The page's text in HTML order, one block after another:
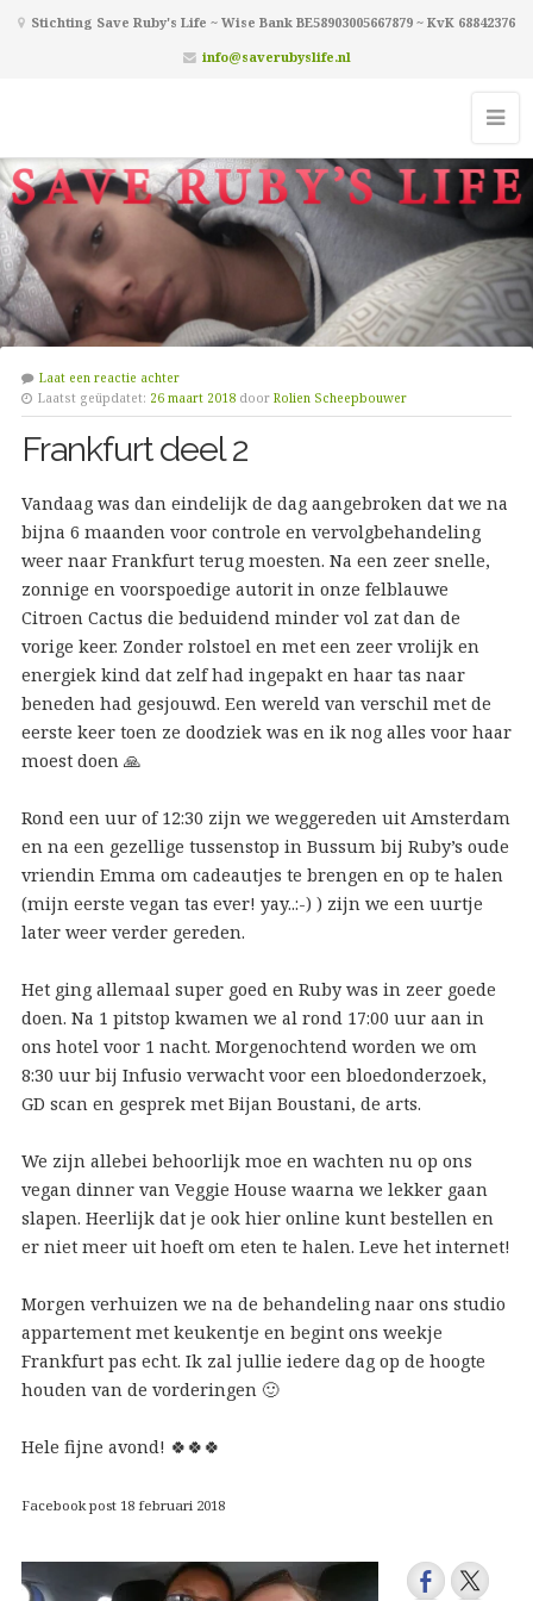
Stichting Save Ruby's Life ~ Wise Bank BE58903005667879 ~ KvK 68842376
info@saverubyslife.nl
Laat een reactie achter
Laatst geüpdatet: 26 maart 2018 door Rolien Scheepbouwer
Frankfurt deel 2
Vandaag was dan eindelijk de dag aangebroken dat we na
bijna 6 maanden voor controle en vervolgbehandeling
weer naar Frankfurt terug moesten. Na een zeer snelle,
zonnige en voorspoedige autorit in onze felblauwe
Citroen Cactus die beduidend minder vol zat dan de
vorige keer. Zonder rolstoel en met een zeer vrolijk en
energiek kind dat zelf had ingepakt en haar tas naar
beneden had gesjouwd. Een wereld van verschil met de
eerste keer toen ze doodziek was en ik nog alles voor haar
moest doen 🙏
Rond een uur of 12:30 zijn we weggereden uit Amsterdam
en na een gezellige tussenstop in Bussum bij Ruby’s oude
vriendin Emma om cadeautjes te brengen en op te halen
(mijn eerste vegan tas ever! yay..:-) ) zijn we een uurtje
later weer verder gereden.
Het ging allemaal super goed en Ruby was in zeer goede
doen. Na 1 pitstop kwamen we al rond 17:00 uur aan in
ons hotel voor 1 nacht. Morgenochtend worden we om
8:30 uur bij Infusio verwacht voor een bloedonderzoek,
GD scan en gesprek met Bijan Boustani, de arts.
We zijn allebei behoorlijk moe en wachten nu op ons
vegan dinner van Veggie House waarna we lekker gaan
slapen. Heerlijk dat je ook hier online kunt bestellen en
er niet meer uit hoeft om eten te halen. Leve het internet!
Morgen verhuizen we na de behandeling naar ons studio
appartement met keukentje en begint ons weekje
Frankfurt pas echt. Ik zal jullie iedere dag op de hoogte
houden van de vorderingen 🙂
Hele fijne avond! 🍀🍀🍀
Facebook post 18 februari 2018